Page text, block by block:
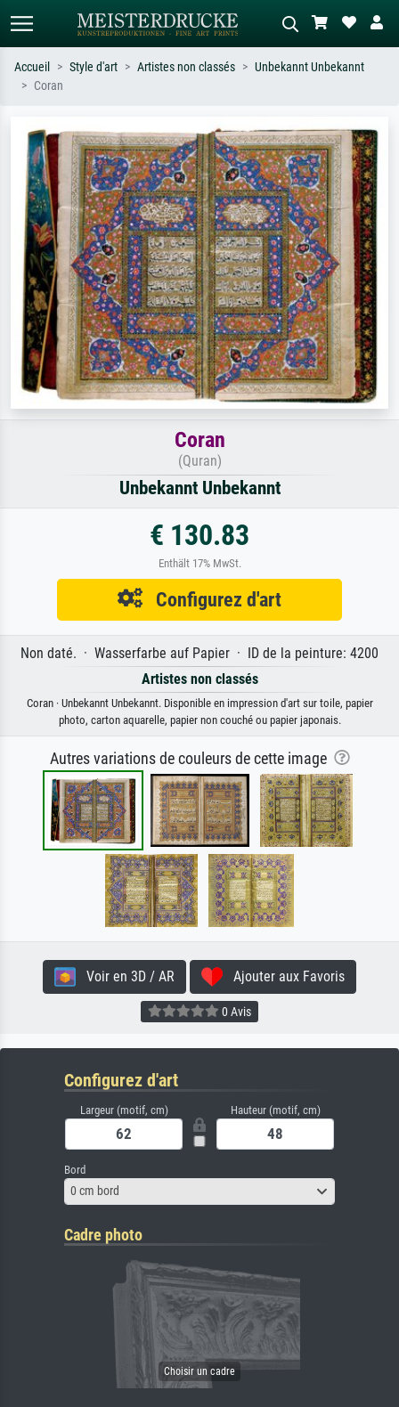
Recherchez par artiste, titre ou style –
ex. Monet, Nuit étoilée,
impressionnisme, vague de Hokusai,
nu.
Décrivez la scène – ex. prairie verte,
abstrait avec beaucoup de rouge,
tableau sombre, nu debout près d'un
arbre.
Accueil Style d'art Artistes non classés
Unbekannt Unbekannt
Coran
Coran
(Quran)
Unbekannt Unbekannt
€ 130.83
Enthält 17% MwSt.
Configurez d'art
Non daté. · Wasserfarbe auf Papier · ID de la peinture: 4200
Artistes non classés
Coran · Unbekannt Unbekannt. Disponible en impression d'art sur toile, papier
photo, carton aquarelle, papier non couché ou papier japonais.
Autres variations de couleurs de cette image
Voir en 3D / AR Ajouter aux Favoris
0 Avis
Configurez d'art
Largeur (motif, cm) Hauteur (motif, cm)
Bord
0 cm bord
Cadre photo